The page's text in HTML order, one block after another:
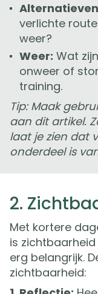
verlichte
weer?
Weer: Wat
onweer of
training.
Tip: Maak
aan dit artikel.
laat je zien dat
onderdeel is
2.
Met kortere
is
erg belangrijk.
zichtbaarheid: